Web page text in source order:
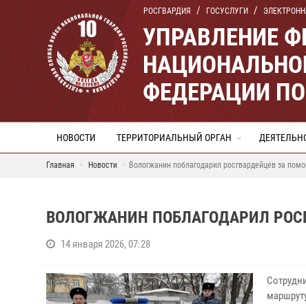
РОСГВАРДИЯ ГОСУСЛУГИ
УПРАВЛЕНИЕ
ФЕДЕРАЦИИ
НОВОСТИ ТЕРРИТОРИАЛЬНЫЙ ОРГАН
Главная Новости Вологжанин поблагодарил росгвардейцев за
ВОЛОГЖАНИН ПОБЛАГОДАРИЛ
14 января 2026, 07:28